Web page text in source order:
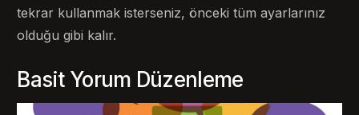
tekrar kullanmak isterseniz, önceki tüm ayarlarınız
olduğu gibi kalır.
Basit Yorum Düzenleme